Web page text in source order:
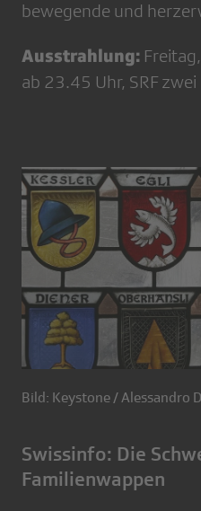
bewegende und
Ausstrahlung:
ab 23.45 Uhr, SRF zwei
Bild: Keystone / Alessandro
Swissinfo: Die
Familienwappen